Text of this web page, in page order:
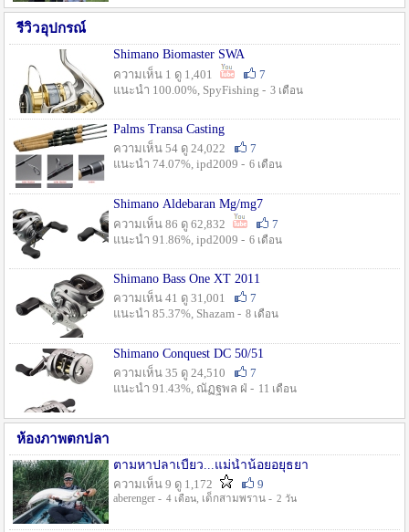
รีวิวอุปกรณ์
Shimano Biomaster SWA
ความเห็น 1 ดู 1,401
7
แนะนำ 100.00%, SpyFishing - 3 เดือน
Palms Transa Casting
ความเห็น 54 ดู 24,022
7
แนะนำ 74.07%, ipd2009 - 6 เดือน
Shimano Aldebaran Mg/mg7
ความเห็น 86 ดู 62,832
7
แนะนำ 91.86%, ipd2009 - 6 เดือน
Shimano Bass One XT 2011
ความเห็น 41 ดู 31,001
7
แนะนำ 85.37%, Shazam - 8 เดือน
Shimano Conquest DC 50/51
ความเห็น 35 ดู 24,510
7
แนะนำ 91.43%, ณัฏฐพล ฝ่ - 11 เดือน
ห้องภาพตกปลา
ตามหาปลาเบี้ยว...แม่น้ำน้อยอยุธยา
ความเห็น 9 ดู 1,172
9
aberenger - 4 เดือน, เด็กสามพราน - 2 วัน